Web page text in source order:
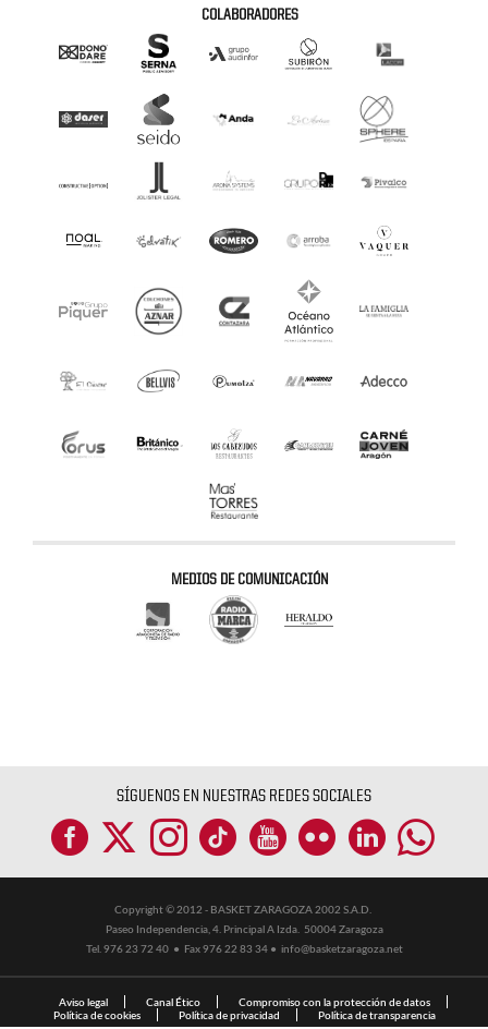
COLABORADORES
MEDIOS DE COMUNICACIÓN
SÍGUENOS EN NUESTRAS REDES SOCIALES
Copyright © 2012 - BASKET ZARAGOZA 2002 S.A.D.
Paseo Independencia, 4. Principal A Izda. 50004 Zaragoza
Tel. 976 23 72 40 ● Fax 976 22 83 34 ● info@basketzaragoza.net
Aviso legal Canal Ético
Compromiso con la protección de datos
Política de cookies
Política de privacidad Política de transparencia